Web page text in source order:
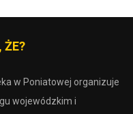
ŻE?
w Poniatowej organizuje
wojewódzkim i